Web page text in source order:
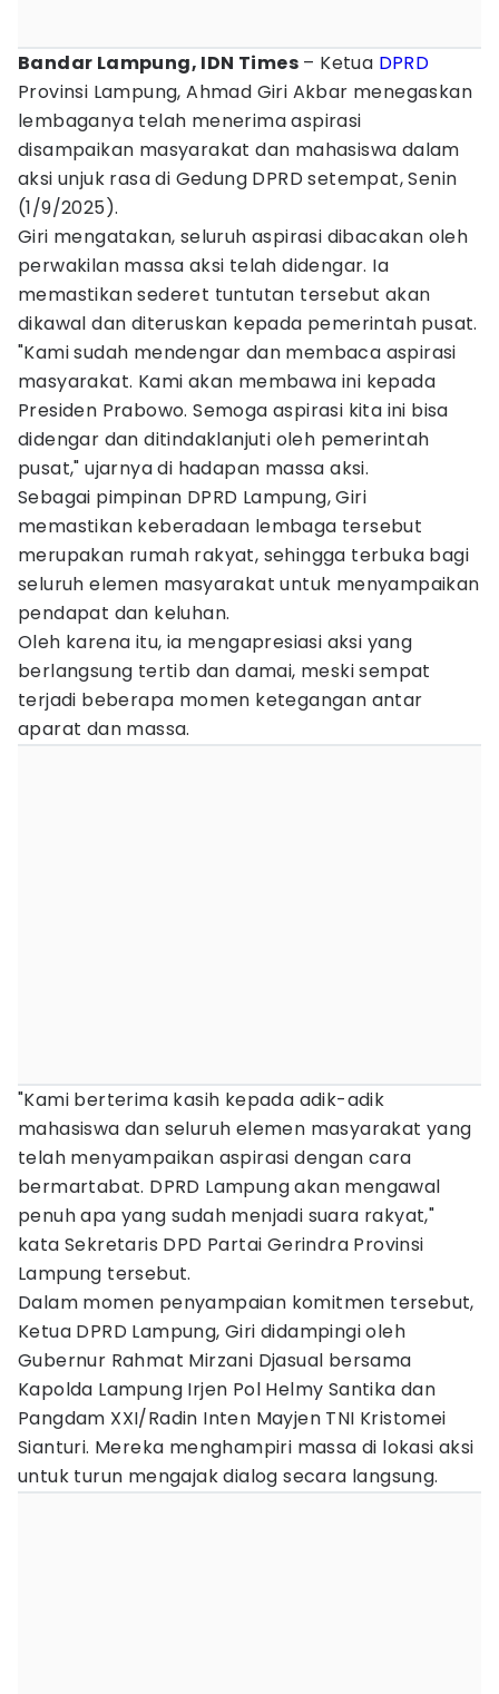
Bandar Lampung, IDN Times – Ketua DPRD
Provinsi Lampung, Ahmad Giri Akbar menegaskan
lembaganya telah menerima aspirasi
disampaikan masyarakat dan mahasiswa dalam
aksi unjuk rasa di Gedung DPRD setempat, Senin
(1/9/2025).
Giri mengatakan, seluruh aspirasi dibacakan oleh
perwakilan massa aksi telah didengar. Ia
memastikan sederet tuntutan tersebut akan
dikawal dan diteruskan kepada pemerintah pusat.
"Kami sudah mendengar dan membaca aspirasi
masyarakat. Kami akan membawa ini kepada
Presiden Prabowo. Semoga aspirasi kita ini bisa
didengar dan ditindaklanjuti oleh pemerintah
pusat," ujarnya di hadapan massa aksi.
Sebagai pimpinan DPRD Lampung, Giri
memastikan keberadaan lembaga tersebut
merupakan rumah rakyat, sehingga terbuka bagi
seluruh elemen masyarakat untuk menyampaikan
pendapat dan keluhan.
Oleh karena itu, ia mengapresiasi aksi yang
berlangsung tertib dan damai, meski sempat
terjadi beberapa momen ketegangan antar
aparat dan massa.
"Kami berterima kasih kepada adik-adik
mahasiswa dan seluruh elemen masyarakat yang
telah menyampaikan aspirasi dengan cara
bermartabat. DPRD Lampung akan mengawal
penuh apa yang sudah menjadi suara rakyat,"
kata Sekretaris DPD Partai Gerindra Provinsi
Lampung tersebut.
Dalam momen penyampaian komitmen tersebut,
Ketua DPRD Lampung, Giri didampingi oleh
Gubernur Rahmat Mirzani Djasual bersama
Kapolda Lampung Irjen Pol Helmy Santika dan
Pangdam XXI/Radin Inten Mayjen TNI Kristomei
Sianturi. Mereka menghampiri massa di lokasi aksi
untuk turun mengajak dialog secara langsung.